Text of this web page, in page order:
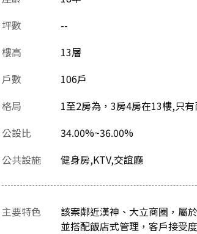
坪數
--
樓高
13層
戶數
106戶
格局
1至2房為，3房4房在13樓,只有
公設比
34.00%~36.00%
公共設施 健身房,KTV,交誼廳
主要特色
該案鄰近漢神、大立商圈，屬
並搭配飯店式管理，客戶接受